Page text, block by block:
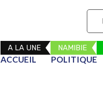
ACCUEIL POLITIQUE
A LA UNE NAMIBIE
Soirée